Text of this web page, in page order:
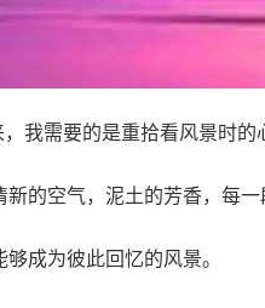
我需要的是重拾看风景时的
的空气，泥土的芳香，每一
成为彼此回忆的风景。